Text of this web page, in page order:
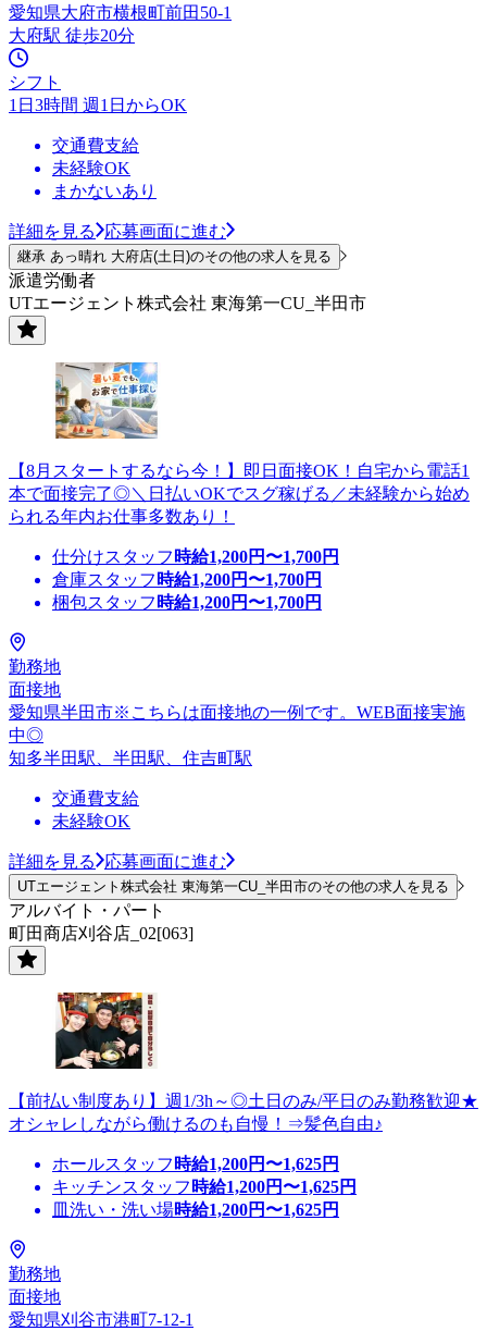
愛知県大府市横根町前田50-1
大府駅 徒歩20分
シフト
1日3時間 週1日からOK
交通費支給
未経験OK
まかないあり
詳細を見る 応募画面に進む
継承 あっ晴れ 大府店(土日)のその他の求人を見る
派遣労働者
UTエージェント株式会社 東海第一CU_半田市
【8月スタートするなら今！】即日面接OK！自宅から電話1
本で面接完了◎＼日払いOKでスグ稼げる／未経験から始め
られる年内お仕事多数あり！
仕分けスタッフ 時給1,200円〜1,700円
倉庫スタッフ 時給1,200円〜1,700円
梱包スタッフ 時給1,200円〜1,700円
勤務地
面接地
愛知県半田市※こちらは面接地の一例です。WEB面接実施
中◎
知多半田駅、半田駅、住吉町駅
交通費支給
未経験OK
詳細を見る 応募画面に進む
UTエージェント株式会社 東海第一CU_半田市のその他の求人を見る
アルバイト・パート
町田商店刈谷店_02[063]
【前払い制度あり】週1/3h～◎土日のみ/平日のみ勤務歓迎★
オシャレしながら働けるのも自慢！⇒髪色自由♪
ホールスタッフ 時給1,200円〜1,625円
キッチンスタッフ 時給1,200円〜1,625円
皿洗い・洗い場時給1,200円〜1,625円
勤務地
面接地
愛知県刈谷市港町7-12-1